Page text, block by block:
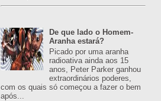
De que lado o Homem-
Aranha estará?
Picado por uma aranha
radioativa ainda aos 15
anos, Peter Parker ganhou
extraordinários poderes,
com os quais só começou a fazer o bem
após...